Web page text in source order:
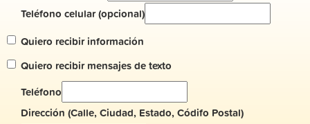
Teléfono celular (opcional)
Quiero recibir información
Quiero recibir mensajes de texto
Teléfono
Dirección (Calle, Ciudad, Estado, Códifo Postal)